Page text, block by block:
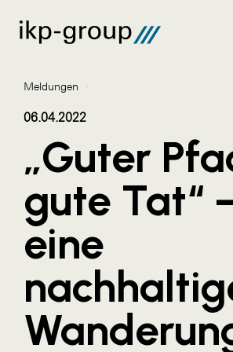
Meldungen
AKTUELLES
ACO
ALEX Krems
Amazon Web Services
Artweger
AustroCel Hallein
Meldungen /
06.04.2022
„Guter
gute Tat“
eine